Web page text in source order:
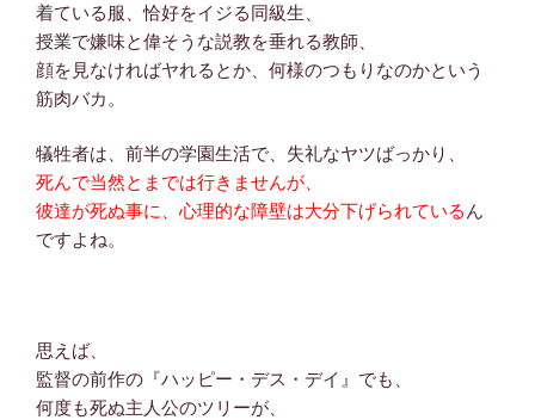
着ている服、恰好をイジる同級生、
授業で嫌味と偉そうな説教を垂れる教師、
顔を見なければヤれるとか、何様のつもりなのかという
筋肉バカ。
犠牲者は、前半の学園生活で、失礼なヤツばっかり、
死んで当然とまでは行きませんが、
彼達が死ぬ事に、心理的な障壁は大分下げられている ん
ですよね。
思えば、
監督の前作の『ハッピー・デス・デイ』でも、
何度も死ぬ主人公のツリーが、